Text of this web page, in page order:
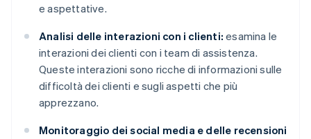
e aspettative.
Analisi delle interazioni con i clienti: esamina le
interazioni dei clienti con i team di assistenza.
Queste interazioni sono ricche di informazioni sulle
difficoltà dei clienti e sugli aspetti che più
apprezzano.
Monitoraggio dei social media e delle recensioni